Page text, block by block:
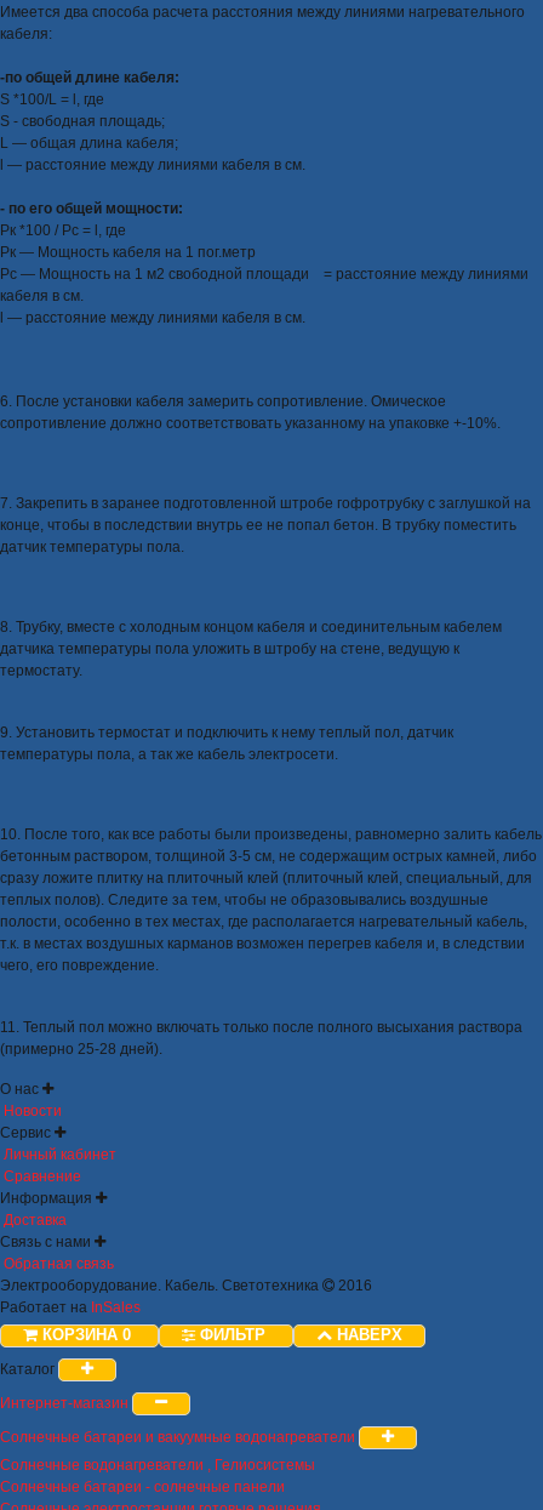
Имеется два способа расчета расстояния между линиями нагревательного
кабеля:
-по общей длине кабеля:
S *100/L = l, где
S - свободная площадь;
L — общая длина кабеля;
l — расстояние между линиями кабеля в см.
- по его общей мощности:
Pк *100 / Рс = l, где
Рк — Мощность кабеля на 1 пог.метр
Рс — Мощность на 1 м2 свободной площади = расстояние между линиями
кабеля в см.
l — расстояние между линиями кабеля в см.
6. После установки кабеля замерить сопротивление. Омическое
сопротивление должно соответствовать указанному на упаковке +-10%.
7. Закрепить в заранее подготовленной штробе гофротрубку с заглушкой на
конце, чтобы в последствии внутрь ее не попал бетон. В трубку поместить
датчик температуры пола.
8. Трубку, вместе с холодным концом кабеля и соединительным кабелем
датчика температуры пола уложить в штробу на стене, ведущую к
термостату.
9. Установить термостат и подключить к нему теплый пол, датчик
температуры пола, а так же кабель электросети.
10. После того, как все работы были произведены, равномерно залить кабель
бетонным раствором, толщиной 3-5 см, не содержащим острых камней, либо
сразу ложите плитку на плиточный клей (плиточный клей, специальный, для
теплых полов). Следите за тем, чтобы не образовывались воздушные
полости, особенно в тех местах, где располагается нагревательный кабель,
т.к. в местах воздушных карманов возможен перегрев кабеля и, в следствии
чего, его повреждение.
11. Теплый пол можно включать только после полного высыхания раствора
(примерно 25-28 дней).
О нас
Новости
Сервис
Личный кабинет
Сравнение
Информация
Доставка
Связь с нами
Обратная связь
Электрооборудование. Кабель. Светотехника
2016
Работает на InSales
КОРЗИНА 0 ФИЛЬТР НАВЕРХ
Каталог
Интернет-магазин
Солнечные батареи и вакуумные водонагреватели
Солнечные водонагреватели , Гелиосистемы
Солнечные батареи - солнечные панели